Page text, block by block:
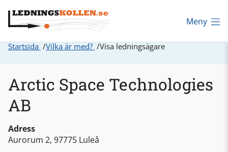
Meny
Startsida Vilka är med? Visa ledningsägare
Arctic Space Technologies
AB
Adress
Aurorum 2, 97775 Luleå